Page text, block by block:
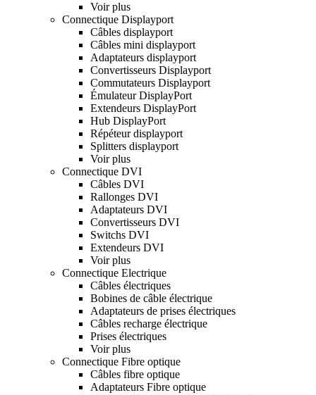
Voir plus
Connectique Displayport
Câbles displayport
Câbles mini displayport
Adaptateurs displayport
Convertisseurs Displayport
Commutateurs Displayport
Émulateur DisplayPort
Extendeurs DisplayPort
Hub DisplayPort
Répéteur displayport
Splitters displayport
Voir plus
Connectique DVI
Câbles DVI
Rallonges DVI
Adaptateurs DVI
Convertisseurs DVI
Switchs DVI
Extendeurs DVI
Voir plus
Connectique Electrique
Câbles électriques
Bobines de câble électrique
Adaptateurs de prises électriques
Câbles recharge électrique
Prises électriques
Voir plus
Connectique Fibre optique
Câbles fibre optique
Adaptateurs Fibre optique